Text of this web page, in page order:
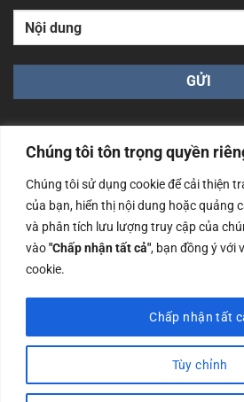
Chúng tôi tôn trọng quyền
Chúng tôi sử dụng cookie để cải thiện
của bạn, hiển thị nội dung hoặc quảng
và phân tích lưu lượng truy cập của
vào"Chấp nhận tất cả", bạn đồng ý với
cookie.
Tùy chỉnh
Chấp nhận tất
Công ty TNHH Nam Bình Xương -
cấp ngày 14/06/2019 bởi Sở Kế
Copyrights @2023 Nam Binh Xuong.